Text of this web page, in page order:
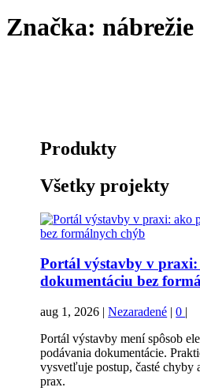
Značka: nábrežie
Produkty
Všetky projekty
Portál výstavby v
dokumentáciu bez
aug 1, 2026 |Nezaradené |0 |
Portál výstavby mení spôsob
podávania dokumentácie.
vysvetľuje postup, časté chyby
prax.